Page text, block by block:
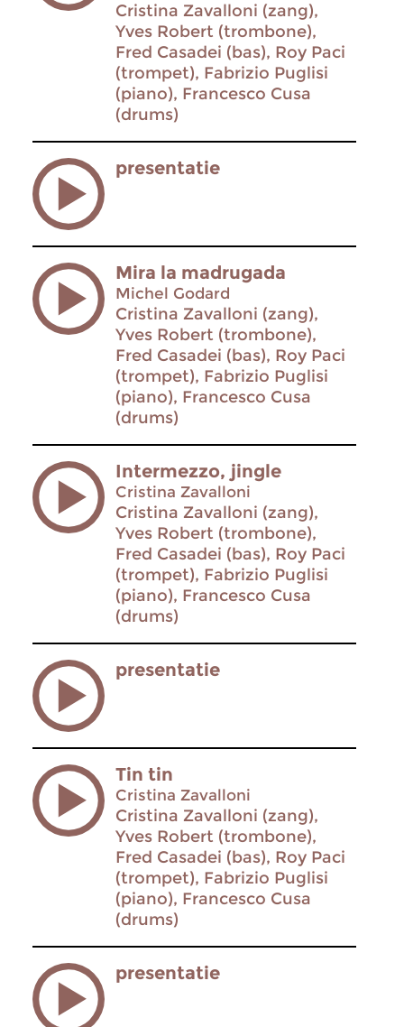
Cristina Zavalloni (zang),
Yves Robert (trombone),
Fred Casadei (bas), Roy Paci
(trompet), Fabrizio Puglisi
(piano), Francesco Cusa
(drums)
presentatie
Mira la madrugada
Michel Godard
Cristina Zavalloni (zang),
Yves Robert (trombone),
Fred Casadei (bas), Roy Paci
(trompet), Fabrizio Puglisi
(piano), Francesco Cusa
(drums)
Intermezzo, jingle
Cristina Zavalloni
Cristina Zavalloni (zang),
Yves Robert (trombone),
Fred Casadei (bas), Roy Paci
(trompet), Fabrizio Puglisi
(piano), Francesco Cusa
(drums)
presentatie
Tin tin
Cristina Zavalloni
Cristina Zavalloni (zang),
Yves Robert (trombone),
Fred Casadei (bas), Roy Paci
(trompet), Fabrizio Puglisi
(piano), Francesco Cusa
(drums)
presentatie